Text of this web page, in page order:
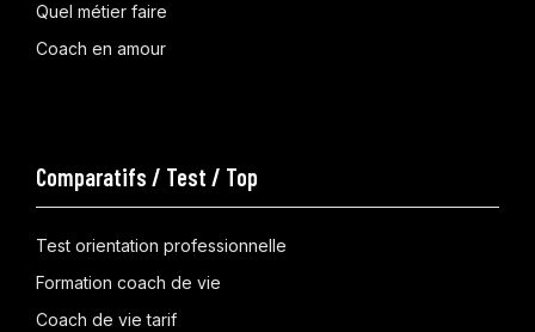
Quel métier faire
Coach en amour
Comparatifs / Test / Top
Test orientation professionnelle
Formation coach de vie
Coach de vie tarif